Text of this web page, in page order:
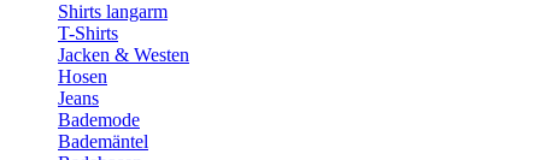
Shirts langarm
T-Shirts
Jacken & Westen
Hosen
Jeans
Bademode
Bademäntel